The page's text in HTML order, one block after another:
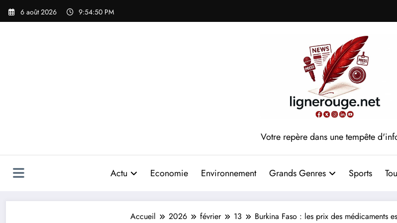
Aller
6 août 2026 9:54:52 PM
Votre repère dans une tempête
Actu Economie Environnement Grands Genres Sports
Accueil 2026 février 13 Burkina Faso : les prix des médicaments